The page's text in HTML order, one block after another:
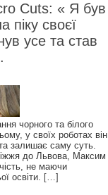
Cuts: « Я був
піку своєї
усе та став
чорного та білого
у своїх роботах він
залишає саму суть.
до Львова, Максим
не маючи
освіти. […]